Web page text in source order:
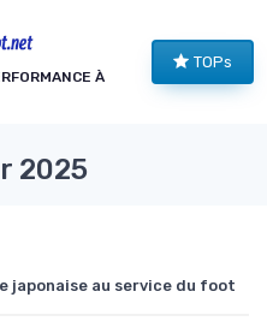
À
TOPs
2025
japonaise au service du foot